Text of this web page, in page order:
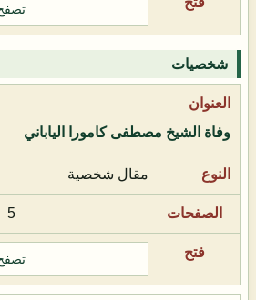
شخصيات
وفاة الشيخ مصطفى كامورا الياباني
مقال شخصية
5